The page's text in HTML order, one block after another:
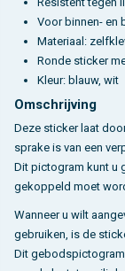
Voor binnen- en
Materiaal:
Ronde sticker
Kleur: blauw, wit
Omschrijving
Deze sticker laat
sprake is van een
Dit pictogram kunt u
gekoppeld moet
Wanneer u wilt
gebruiken, is de
Dit